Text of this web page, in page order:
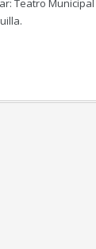
Teatro